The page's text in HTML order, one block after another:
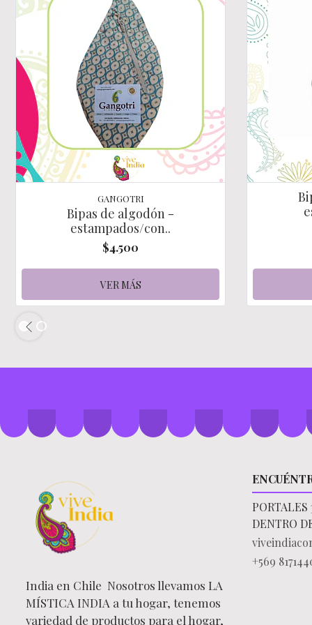
GANGOTRI
Bipas de algodón -
estampados/con..
$4.500
VER MÁS
India en Chile Nosotros llevamos LA
MÍSTICA INDIA a tu hogar, tenemos
variedad de productos para el hogar,
DENTRO
+569